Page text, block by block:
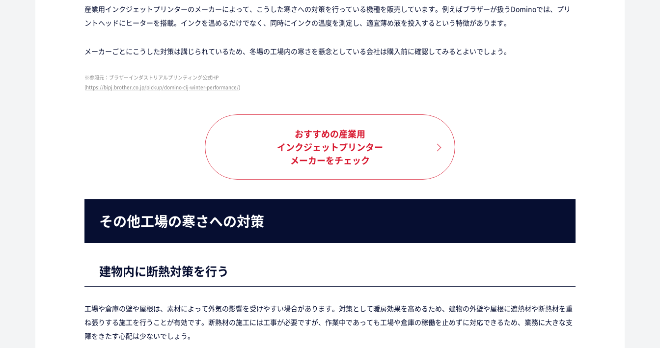
産業用インクジェットプリンターのメーカーによって、こうした寒さへの対策を行っている機種を販売しています。例えばブラザーが扱うDominoでは、プリ
ントヘッドにヒーターを搭載。インクを温めるだけでなく、同時にインクの温度を測定し、適宜薄め液を投入するという特徴があります。
メーカーごとにこうした対策は講じられているため、冬場の工場内の寒さを懸念としている会社は購入前に確認してみるとよいでしょう。
※参照元：ブラザーインダストリアルプリンティング公式HP
(https://bipj.brother.co.jp/pickup/domino-cij-winter-performance/)
おすすめの産業用
インクジェットプリンター
メーカーをチェック
その他工場の寒さへの対策
建物内に断熱対策を行う
工場や倉庫の壁や屋根は、素材によって外気の影響を受けやすい場合があります。対策として暖房効果を高めるため、建物の外壁や屋根に遮熱材や断熱材を重
ね張りする施工を行うことが有効です。断熱材の施工には工事が必要ですが、作業中であっても工場や倉庫の稼働を止めずに対応できるため、業務に大きな支
障をきたす心配は少ないでしょう。